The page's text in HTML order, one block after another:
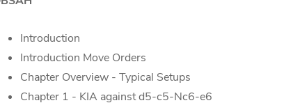
Introduction
Introduction Move Orders
Chapter Overview - Typical Setups
Chapter 1 - KIA against d5-c5-Nc6-e6